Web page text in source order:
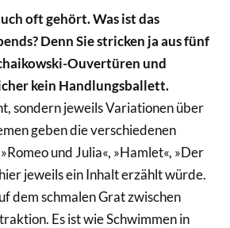
oft gehört. Was ist das
Denn Sie stricken ja aus fünf
­Ouvertüren und
kein Handlungsballett.
sondern jeweils Variationen über
geben die verschiedenen
und Julia«, »Hamlet«, »Der
jeweils ein Inhalt erzählt würde.
dem schmalen Grat zwischen
Es ist wie Schwimmen in